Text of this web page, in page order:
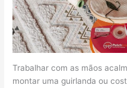
Trabalhar com as mãos
montar uma guirlanda ou